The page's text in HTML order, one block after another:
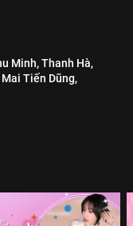
Minh,Thanh Hà,
Mai Tiến Dũng,